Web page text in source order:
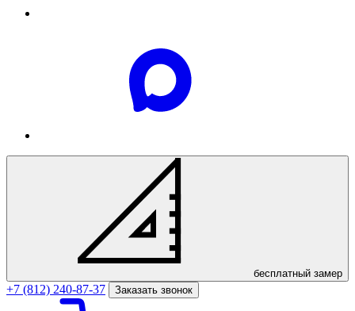
бесплатный замер
+7 (812) 240-87-37 Заказать звонок